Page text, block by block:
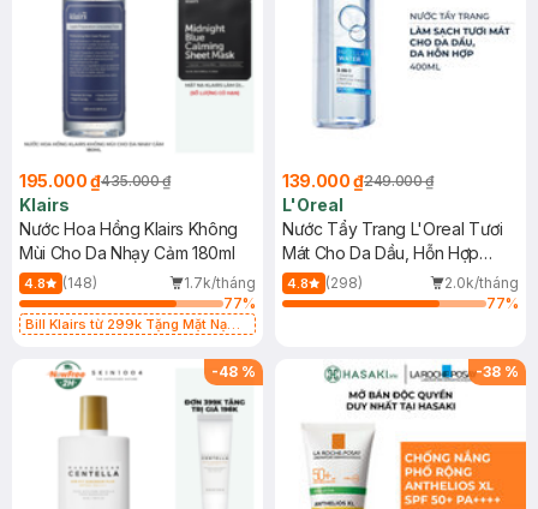
195.000 ₫435.000 ₫
Klairs
Nước Hoa Hồng Klairs Không
Mùi Cho Da Nhạy Cảm 180ml
4.8 (148)
1.7k/tháng
77%
Bill Klairs từ 299k Tặng Mặt Nạ
25ml (SL Có Hạn)
139.000 ₫249.000 ₫
L'Oreal
Nước Tẩy Trang L'Oreal Tươi
Mát Cho Da Dầu, Hỗn Hợp
400ml
4.8 (298)
2.0k/tháng
77%
-48 % -38 %